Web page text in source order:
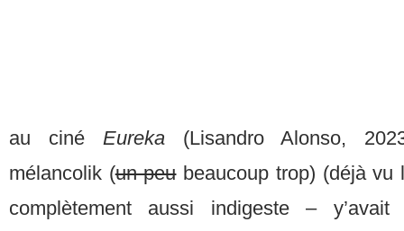
au ciné Eureka (Lisandro Alonso,
mélancolik (un peubeaucoup trop) (déjà
complètement aussi indigeste –